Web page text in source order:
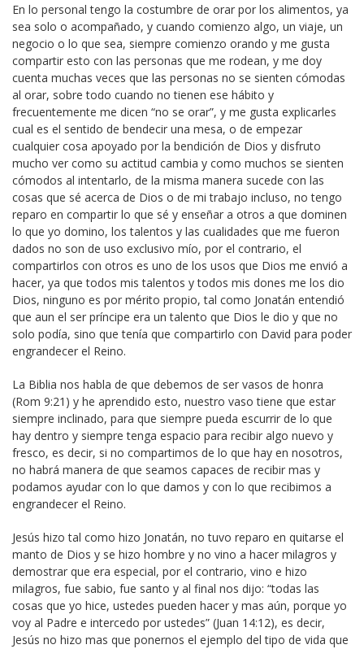
En lo personal tengo la costumbre de orar por los alimentos, ya
sea solo o acompañado, y cuando comienzo algo, un viaje, un
negocio o lo que sea, siempre comienzo orando y me gusta
compartir esto con las personas que me rodean, y me doy
cuenta muchas veces que las personas no se sienten cómodas
al orar, sobre todo cuando no tienen ese hábito y
frecuentemente me dicen “no se orar”, y me gusta explicarles
cual es el sentido de bendecir una mesa, o de empezar
cualquier cosa apoyado por la bendición de Dios y disfruto
mucho ver como su actitud cambia y como muchos se sienten
cómodos al intentarlo, de la misma manera sucede con las
cosas que sé acerca de Dios o de mi trabajo incluso, no tengo
reparo en compartir lo que sé y enseñar a otros a que dominen
lo que yo domino, los talentos y las cualidades que me fueron
dados no son de uso exclusivo mío, por el contrario, el
compartirlos con otros es uno de los usos que Dios me envió a
hacer, ya que todos mis talentos y todos mis dones me los dio
Dios, ninguno es por mérito propio, tal como Jonatán entendió
que aun el ser príncipe era un talento que Dios le dio y que no
solo podía, sino que tenía que compartirlo con David para poder
engrandecer el Reino.
La Biblia nos habla de que debemos de ser vasos de honra
(Rom 9:21) y he aprendido esto, nuestro vaso tiene que estar
siempre inclinado, para que siempre pueda escurrir de lo que
hay dentro y siempre tenga espacio para recibir algo nuevo y
fresco, es decir, si no compartimos de lo que hay en nosotros,
no habrá manera de que seamos capaces de recibir mas y
podamos ayudar con lo que damos y con lo que recibimos a
engrandecer el Reino.
Jesús hizo tal como hizo Jonatán, no tuvo reparo en quitarse el
manto de Dios y se hizo hombre y no vino a hacer milagros y
demostrar que era especial, por el contrario, vino e hizo
milagros, fue sabio, fue santo y al final nos dijo: “todas las
cosas que yo hice, ustedes pueden hacer y mas aún, porque yo
voy al Padre e intercedo por ustedes” (Juan 14:12), es decir,
Jesús no hizo mas que ponernos el ejemplo del tipo de vida que